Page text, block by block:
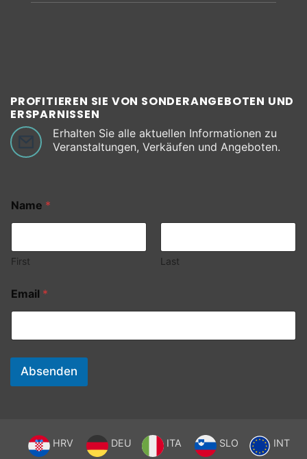
PROFITIEREN SIE VON SONDERANGEBOTEN UND
ERSPARNISSEN
Erhalten Sie alle aktuellen Informationen zu
Veranstaltungen, Verkäufen und Angeboten.
Name *
First Last
Email *
Absenden
HRV DEU ITA SLO INT